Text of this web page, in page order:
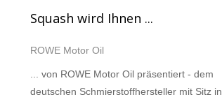
Squash wird Ihnen ...
ROWE Motor Oil
... von ROWE Motor Oil präsentiert - dem
deutschen Schmierstoffhersteller mit Sitz in